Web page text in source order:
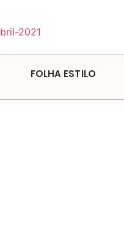
FOLHA ESTILO